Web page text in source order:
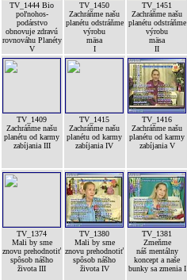
TV_1444 Bio
poľnohos-
podárstvo
obnovuje zdravú
rovnováhu Planéty
V
TV_1450
Zachráňme našu
planétu odstráňme
výrobu
mäsa
I
TV_1451
Zachráňme našu
planétu odstráňme
výrobu
mäsa
II
TV_1409
Zachráňme našu
planétu od karmy
zabíjania III
TV_1415
Zachráňme našu
planétu od karmy
zabíjania IV
TV_1416
Zachráňme našu
planétu od karmy
zabíjania V
TV_1374
Mali by sme
znovu prehodnotiť
spôsob nášho
života III
TV_1380
Mali by sme
znovu prehodnotiť
spôsob nášho
života IV
TV_1381
Zmeňme
náš mentálny
koncept a naše
bunky sa zmenia I